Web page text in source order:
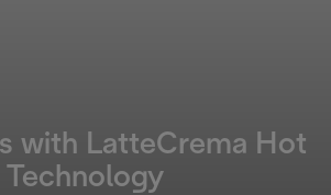
with LatteCrema Hot
Technology